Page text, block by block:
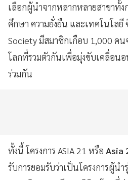
เลือกผู้นำจากหลากหลายสาขาทั้ง
ศึกษา ความยั่งยืน และเทคโนโลยี
Society มีสมาชิกเกือบ 1,000 คน
โลกที่รวมตัวกันเพื่อมุ่งขับเคลื่อน
ร่วมกัน
ทั้งนี้ โครงการ ASIA 21 หรือ Asia
รับการยอมรับว่าเป็นโครงการผู้